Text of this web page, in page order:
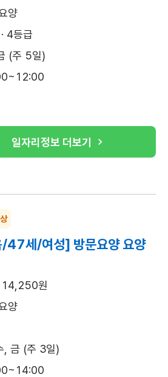
양
4등급
(주 5일)
일자리정보 더보기
/47세/여성] 방문요양 요양
14,250원
양
, 금 (주 3일)